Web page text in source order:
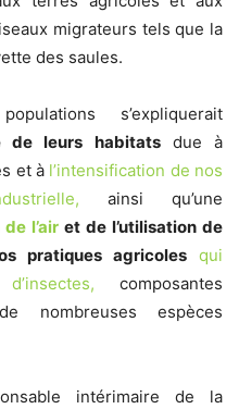
migrateurs tels que la
des saules.
s’expliquerait
de leurs habitatsdue à
et à l’intensification de nos
ainsi qu’une
l’air et de l’utilisation de
pratiques agricoles qui
composantes
nombreuses espèces
intérimaire de la